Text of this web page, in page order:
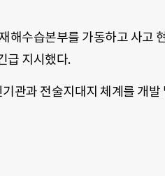
해수습본부를 가동하고 사고
급 지시했다.
관과 전술지대지 체계를 개발